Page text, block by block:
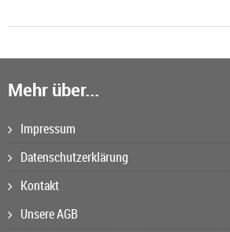
Mehr über...
Impressum
Datenschutzerklärung
Kontakt
Unsere AGB